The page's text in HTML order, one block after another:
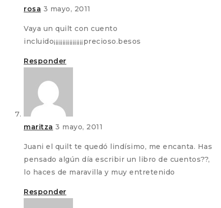
rosa 3 mayo, 2011
Vaya un quilt con cuento
incluido¡¡¡¡¡¡¡¡¡¡¡¡¡¡¡¡¡precioso.besos
Responder
maritza 3 mayo, 2011
Juani el quilt te quedó lindísimo, me encanta. Has
pensado algún día escribir un libro de cuentos??,
lo haces de maravilla y muy entretenido
Responder